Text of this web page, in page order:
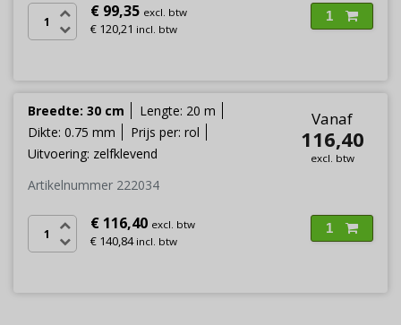
€ 99,35 excl. btw
€ 120,21 incl. btw
1
Breedte: 30 cm
Lengte: 20 m
Dikte: 0.75 mm
Prijs per: rol
Uitvoering: zelfklevend
Vanaf
116,40
excl. btw
Artikelnummer 222034
€ 116,40 excl. btw
€ 140,84incl. btw
1